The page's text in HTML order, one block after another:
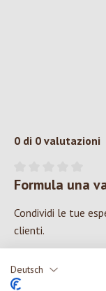
Deutsch
0 di 0 valutazioni
Valutazione media
Formula una
Condividi le tue
clienti.
SCRIVERE UNA